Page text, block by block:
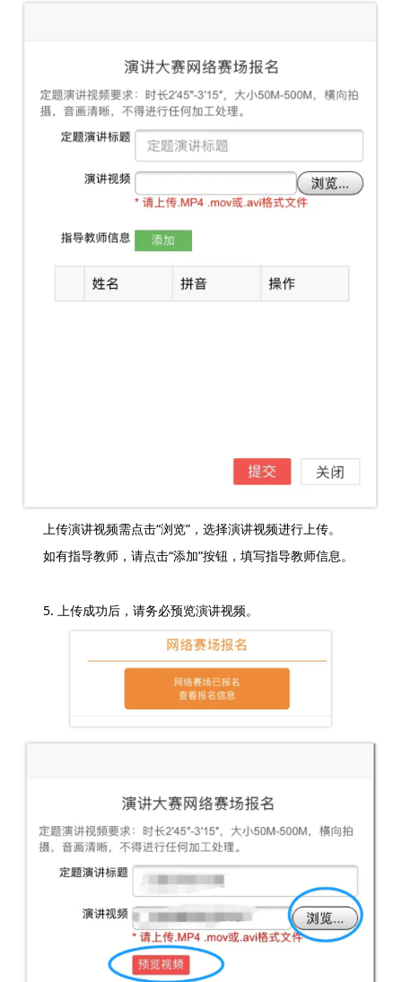
上传演讲视频需点击“浏览”，选择演讲视频进行上传。
如有指导教师，请点击“添加”按钮，填写指导教师信息。
5. 上传成功后，请务必预览演讲视频。